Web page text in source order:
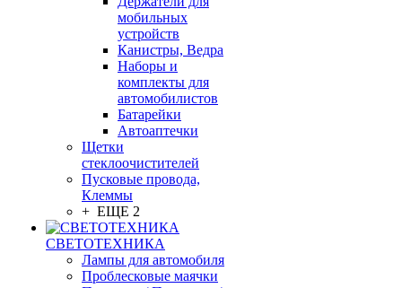
мобильных
устройств
Канистры, Ведра
Наборы и
комплекты для
автомобилистов
Батарейки
Автоаптечки
Щетки
стеклоочистителей
Пусковые провода,
Клеммы
+ ЕЩЕ 2
СВЕТОТЕХНИКА
Лампы для автомобиля
Проблесковые маячки